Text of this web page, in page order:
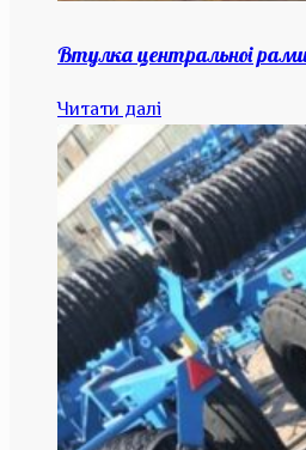
Втулка центральноі
Читати далі